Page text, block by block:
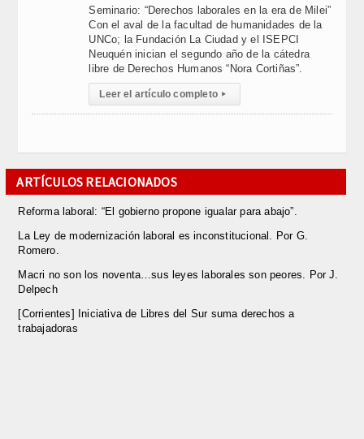
Seminario: “Derechos laborales en la era de Milei”
Con el aval de la facultad de humanidades de la
UNCo; la Fundación La Ciudad y el ISEPCI
Neuquén inician el segundo año de la cátedra
libre de Derechos Humanos “Nora Cortiñas”.
Leer el artículo completo ▸
ARTÍCULOS RELACIONADOS
Reforma laboral: “El gobierno propone igualar para abajo”.
La Ley de modernización laboral es inconstitucional. Por G.
Romero.
Macri no son los noventa…sus leyes laborales son peores. Por J.
Delpech
[Corrientes] Iniciativa de Libres del Sur suma derechos a
trabajadoras